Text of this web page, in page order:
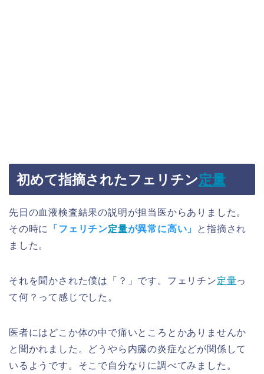
初めて指摘されたフェリチン定量
先日の血液検査結果の説明が担当医からありました。
その時に
「フェリチン定量が異常に高い」
と指摘され
ました。
それを聞かされた僕は「？」です。フェリチン定量っ
て何？って感じでした。
医者にはどこか体の中で痛いところとかありませんか
と聞かれました。どうやら内臓の炎症などが関係して
いるようです。そこで自分なりに調べてみました。